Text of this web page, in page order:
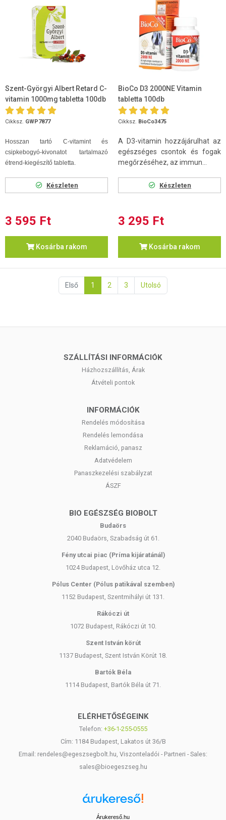
Szent-Györgyi Albert Retard C-
vitamin 1000mg tabletta 100db
Cikksz. GWP7877
Hosszan tartó C-vitamint és
csipkebogyó-kivonatot tartalmazó
étrend-kiegészítő tabletta.
Készleten
3 595 Ft
Kosárba rakom
BioCo D3 2000NE Vitamin
tabletta 100db
Cikksz. BioCo3475
A D3-vitamin hozzájárulhat az
egészséges csontok és fogak
megőrzéséhez, az immun...
Készleten
3 295 Ft
Kosárba rakom
Első 1 2 3 Utolsó
SZÁLLÍTÁSI INFORMÁCIÓK
Házhozszállítás, Árak
Átvételi pontok
INFORMÁCIÓK
Rendelés módosítása
Rendelés lemondása
Reklamáció, panasz
Adatvédelem
Panaszkezelési szabályzat
ÁSZF
BIO EGÉSZSÉG BIOBOLT
Budaörs
2040 Budaörs, Szabadság út 61.
Fény utcai piac (Príma kijáratánál)
1024 Budapest, Lövőház utca 12.
Pólus Center (Pólus patikával szemben)
1152 Budapest, Szentmihályi út 131.
Rákóczi út
1072 Budapest, Rákóczi út 10.
Szent István körút
1137 Budapest, Szent István Körút 18.
Bartók Béla
1114 Budapest, Bartók Béla út 71.
ELÉRHETŐSÉGEINK
Telefon: +36-1-255-0555
Cím: 1184 Budapest, Lakatos út 36/B
Email: rendeles@egeszsegbolt.hu, Viszonteladói - Partneri - Sales:
sales@bioegeszseg.hu
Árukereső.hu